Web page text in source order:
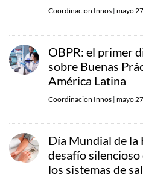
Coordinacion Innos | mayo
OBPR: el primer
sobre Buenas
América Latina
Coordinacion Innos | mayo
Día Mundial de
desafío silencioso
los sistemas de